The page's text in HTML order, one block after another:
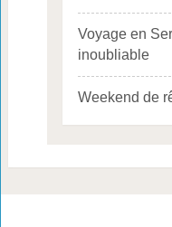
Voyage en
inoubliable
Weekend de